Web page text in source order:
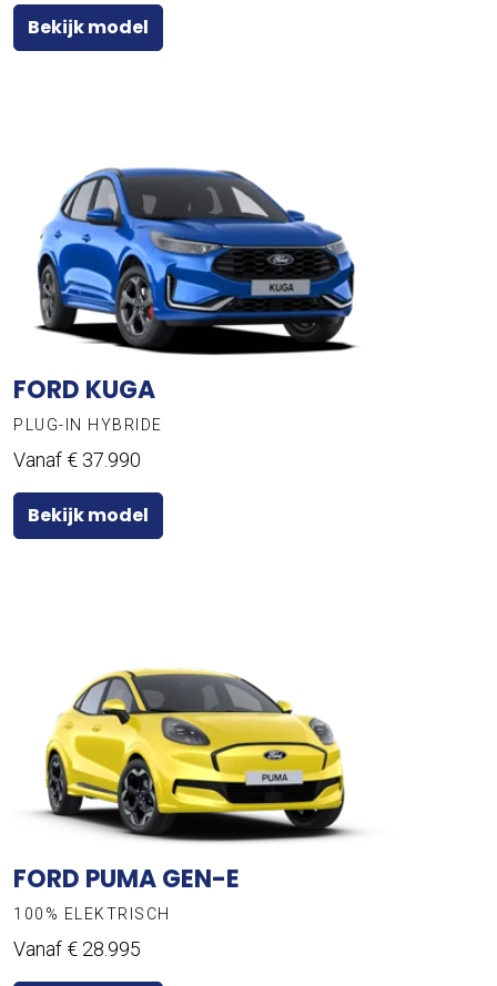
Bekijk model
FORD KUGA
PLUG-IN HYBRIDE
Vanaf € 37.990
Bekijk model
FORD PUMA GEN-E
100% ELEKTRISCH
Vanaf € 28.995